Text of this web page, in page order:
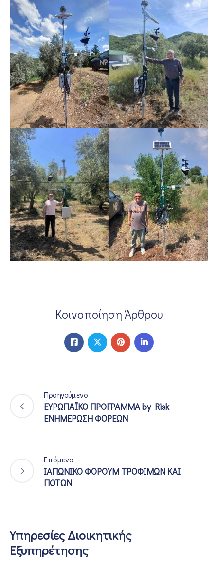
Κοινοποίηση Άρθρου
Προηγούμενο
ΕΥΡΩΠΑΪΚΟ ΠΡΟΓΡΑΜΜΑ by Risk
ΕΝΗΜΕΡΩΣΗ ΦΟΡΕΩΝ
Επόμενο
ΙΑΠΩΝΙΚΟ ΦΟΡΟΥΜ ΤΡΟΦΙΜΩΝ ΚΑΙ
ΠΟΤΩΝ
Υπηρεσίες Διοικητικής
Εξυπηρέτησης